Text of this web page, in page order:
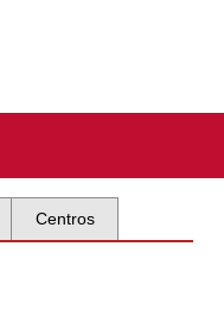
Centros